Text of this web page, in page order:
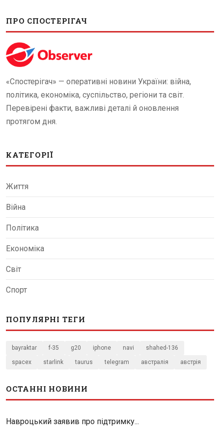
ПРО СПОСТЕРІГАЧ
«Спостерігач» — оперативні новини України: війна,
політика, економіка, суспільство, регіони та світ.
Перевірені факти, важливі деталі й оновлення
протягом дня.
КАТЕГОРІЇ
Життя
Війна
Політика
Економіка
Світ
Спорт
ПОПУЛЯРНІ ТЕГИ
bayraktar f-35 g20 iphone navi shahed-136
spacex starlink taurus telegram австралія австрія
ОСТАННІ НОВИНИ
Навроцький заявив про підтримку...